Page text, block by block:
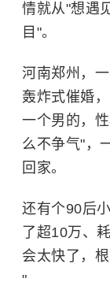
情就从"想遇
目"。
河南郑州，
轰炸式催婚
一个男的，
么不争气"，
回家。
还有个90后
了超10万、
会太快了，
"